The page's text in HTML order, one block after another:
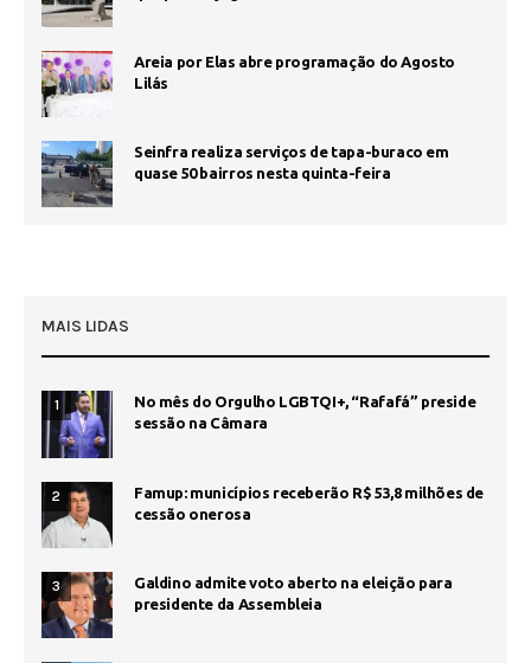
Areia por Elas abre programação do Agosto
Lilás
Seinfra realiza serviços de tapa-buraco em
quase 50 bairros nesta quinta-feira
MAIS LIDAS
1
No mês do Orgulho LGBTQI+, “Rafafá” preside
sessão na Câmara
2
Famup: municípios receberão R$ 53,8 milhões de
cessão onerosa
3
Galdino admite voto aberto na eleição para
presidente da Assembleia